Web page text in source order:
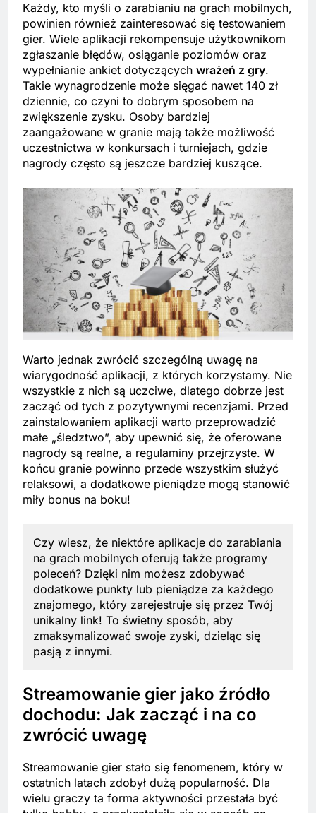
Każdy, kto myśli o zarabianiu na grach mobilnych,
powinien również zainteresować się testowaniem
gier. Wiele aplikacji rekompensuje użytkownikom
zgłaszanie błędów, osiąganie poziomów oraz
wypełnianie ankiet dotyczących wrażeń z gry.
Takie wynagrodzenie może sięgać nawet 140 zł
dziennie, co czyni to dobrym sposobem na
zwiększenie zysku. Osoby bardziej
zaangażowane w granie mają także możliwość
uczestnictwa w konkursach i turniejach, gdzie
nagrody często są jeszcze bardziej kuszące.
Warto jednak zwrócić szczególną uwagę na
wiarygodność aplikacji, z których korzystamy. Nie
wszystkie z nich są uczciwe, dlatego dobrze jest
zacząć od tych z pozytywnymi recenzjami. Przed
zainstalowaniem aplikacji warto przeprowadzić
małe „śledztwo”, aby upewnić się, że oferowane
nagrody są realne, a regulaminy przejrzyste. W
końcu granie powinno przede wszystkim służyć
relaksowi, a dodatkowe pieniądze mogą stanowić
miły bonus na boku!
Czy wiesz, że niektóre aplikacje do zarabiania
na grach mobilnych oferują także programy
poleceń? Dzięki nim możesz zdobywać
dodatkowe punkty lub pieniądze za każdego
znajomego, który zarejestruje się przez Twój
unikalny link! To świetny sposób, aby
zmaksymalizować swoje zyski, dzieląc się
pasją z innymi.
Streamowanie gier jako źródło
dochodu: Jak zacząć i na co
zwrócić uwagę
Streamowanie gier stało się fenomenem, który w
ostatnich latach zdobył dużą popularność. Dla
wielu graczy ta forma aktywności przestała być